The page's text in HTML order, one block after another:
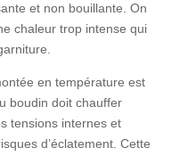
et non bouillante. On
chaleur trop intense qui
en température est
boudin doit chauffer
tensions internes et
d’éclatement. Cette